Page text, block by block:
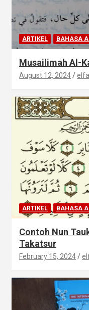
ARTIKEL BAHASA
Musailimah Al-
August 12, 2024
ARTIKEL BAHASA
Contoh Nun
Takatsur
February 15, 2024